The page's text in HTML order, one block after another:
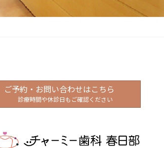
ご予約・お問い合わせはこちら
診療時間や休診日もご確認ください